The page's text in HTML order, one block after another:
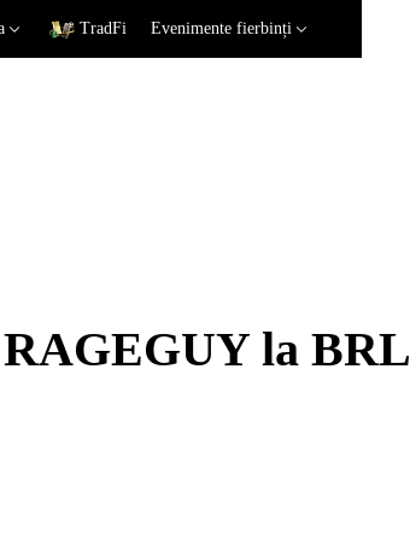
TradFi Evenimente fierbinți
la BRL